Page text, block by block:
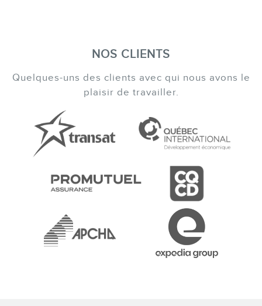
NOS CLIENTS
Quelques-uns des clients avec qui nous avons le
plaisir de travailler.